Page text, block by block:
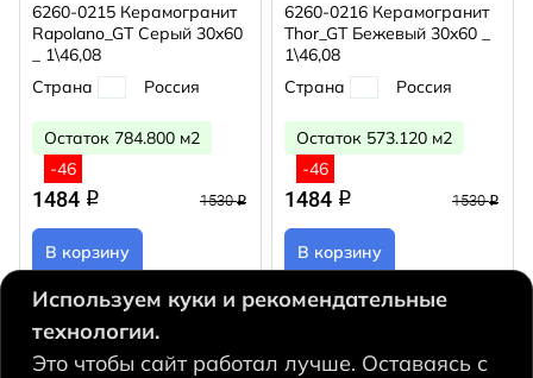
6260-0215 Керамогранит
Rapolano_GT Серый 30x60
_ 1\46,08
Страна
Россия
Остаток 784.800 м2
-46
1484 q 1530q
В корзину
6260-0216 Керамогранит
Thor_GT Бежевый 30x60 _
1\46,08
Страна
Россия
Остаток 573.120 м2
-46
1484 q 1530q
В корзину
Используем куки и рекомендательные
технологии.
Это чтобы сайт работал лучше. Оставаясь с